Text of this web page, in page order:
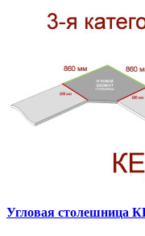
Угловая столешница